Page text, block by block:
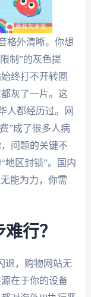
格外清晰。你想
制”的灰色提
终打不开转圈
灰了一片。这
人都经历过。网
”成了很多人病
问题的关键不
地区封锁”。国内
能为力，你需
行？
退，购物网站无
在于你的设备